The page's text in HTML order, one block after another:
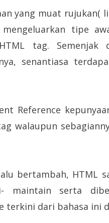
yang muat rujukan(
mengeluarkan tipe
tag.
senantiasa
Reference
walaupun
bertambah, HTML
maintain serta
terkini dari bahasa ini